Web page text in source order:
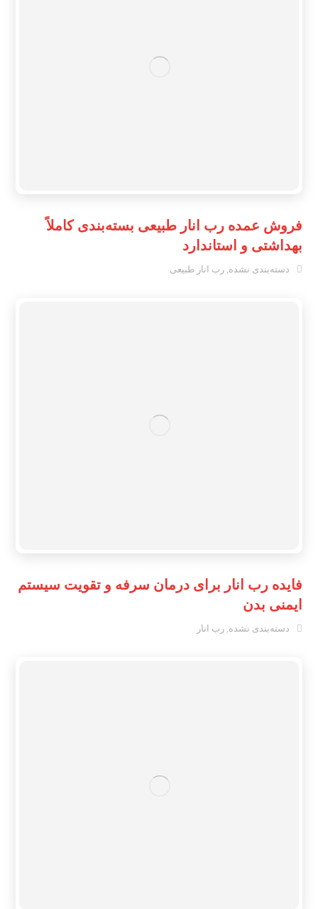
فروش عمده رب انار طبیعی بسته‌بندی کاملاً
بهداشتی و استاندارد
دسته‌بندی نشده ,رب انار طبیعی
فایده رب انار برای درمان سرفه و تقویت سیستم
ایمنی بدن
دسته‌بندی نشده,رب انار